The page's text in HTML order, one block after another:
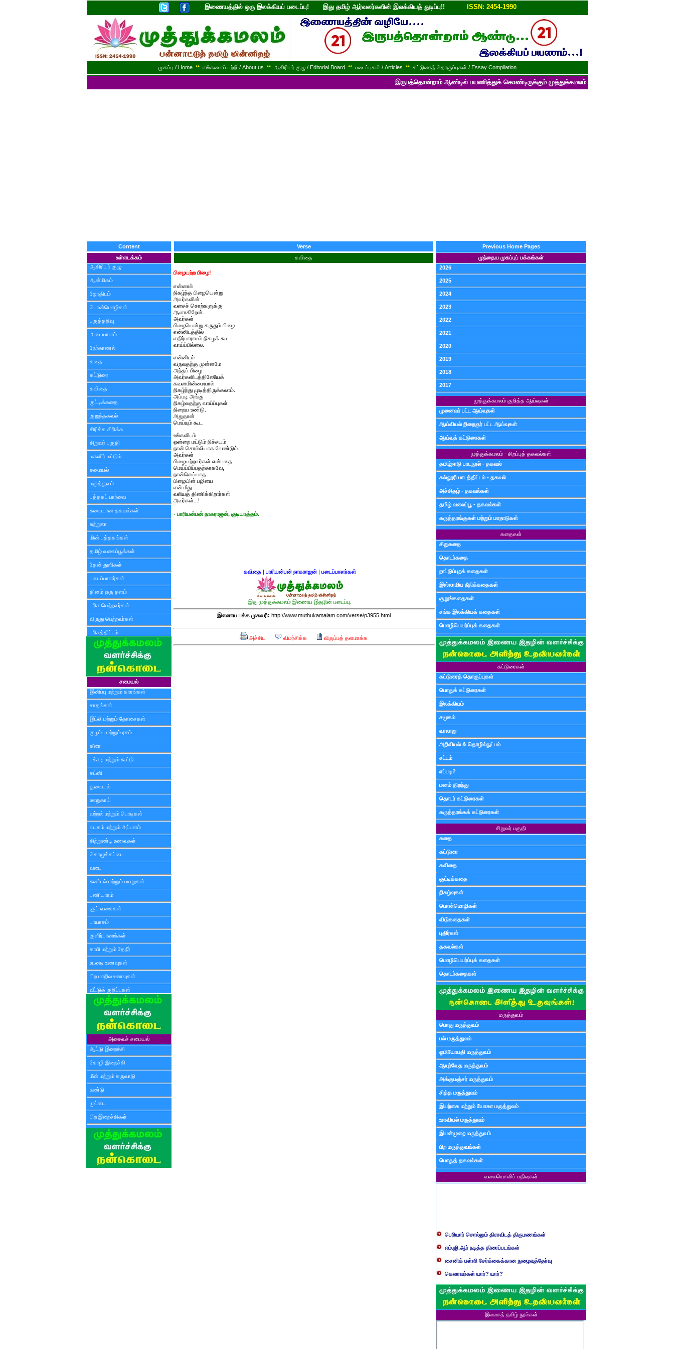
இணையத்தில் ஒரு இலக்கியப் படைப்பு! இது தமிழ் ஆர்வலர்களின் இலக்கியத் துடிப்பு!! ISSN: 2454-1990
முகப்பு / Home ** எங்களைப் பற்றி / About us ** ஆசிரியர் குழு / Editorial Board ** படைப்புகள் / Articles ** கட்டுரைத் தொகுப்புகள் / Essay Compilation
இருபத்தொன்றாம் ஆண்டில் பயணித்துக் கொண்டிருக்கும் முத்துக்கமலம் பன்னாட்டுத் தமிழ் மின்னிதழின்
Content
உள்ளடக்கம்
ஆசிரியர் குழு
ஆன்மிகம்
ஜோதிடம்
பொன்மொழிகள்
பகுத்தறிவு
அடையாளம்
நேர்காணல்
கதை
கட்டுரை
கவிதை
குட்டிக்கதை
குறுந்தகவல்
சிரிக்க சிரிக்க
சிறுவர் பகுதி
மகளிர் மட்டும்
சமையல்
மருத்துவம்
புத்தகப் பார்வை
சுவையான தகவல்கள்
சுற்றுலா
மின் புத்தகங்கள்
தமிழ் வலைப்பூக்கள்
தேன் துளிகள்
படைப்பாளர்கள்
தினம் ஒரு தளம்
பரிசு பெற்றவர்கள்
விருது பெற்றவர்கள்
பரிசுத்திட்டம்
சமையல்
இனிப்பு மற்றும் காரங்கள்
சாதங்கள்
இட்லி மற்றும் தோசைகள்
குழம்பு மற்றும் ரசம்
கீரை
பச்சடி மற்றும் கூட்டு
சட்னி
துவையல்
ஊறுகாய்
வற்றல் மற்றும் பொடிகள்
வடகம் மற்றும் அப்பளம்
சிற்றுண்டி உணவுகள்
கொழுக்கட்டை
வடை
சுண்டல் மற்றும் பயறுகள்
பணியாரம்
சூப் வகைகள்
பாயாசம்
குளிர்பானங்கள்
காபி மற்றும் தேநீர்
உடனடி உணவுகள்
பிற மாநில உணவுகள்
வீட்டுக் குறிப்புகள்
அசைவச் சமையல்
ஆட்டு இறைச்சி
கோழி இறைச்சி
மீன் மற்றும் கருவாடு
நண்டு
முட்டை
பிற இறைச்சிகள்
Verse
கவிதை
பிழையற்ற பிழை!
என்னால்
நிகழ்ந்த பிழையென்று
அவர்களின்
வசைச் சொற்களுக்கு
ஆளாகிறேன்.
அவர்கள்
பிழையென்று கருதும் பிழை
என்னிடத்தில்
எதிர்பாராமல் நிகழக் கூட
வாய்ப்பில்லை.
என்னிடம்
வருவதற்கு முன்னமே
அந்தப் பிழை
அவர்களிடத்திலேயேக்
கவனமின்மையால்
நிகழ்ந்து முடித்திருக்கலாம்.
அப்படி அங்கு
நிகழ்வதற்கு வாய்ப்புகள்
நிறைய உண்டு.
அதுதான்
மெய்யும் கூட.
உங்களிடம்
ஒன்றை மட்டும் நிச்சயம்
நான் சொல்லியாக வேண்டும்.
அவர்கள்
பிழையற்றவர்கள் என்பதை
மெய்ப்பிப்பதற்காகவே,
நான்செய்யாத
பிழையின் பழியை
என் மீது
வலியத் திணிக்கிறார்கள்
அவர்கள்...!
- பாரியன்பன் நாகராஜன், குடியாத்தம்.
கவிதை| பாரியன்பன் நாகராஜன்| படைப்பாளர்கள்
இது முத்துக்கமலம் இணைய இதழின் படைப்பு.
இணைய பக்க முகவரி: http://www.muthukamalam.com/verse/p3955.html
அச்சிட விமர்சிக்க விருப்பத் தளமாக்க
Previous Home Pages
முந்தைய முகப்புப் பக்கங்கள்
2026
2025
2024
2023
2022
2021
2020
2019
2018
2017
முத்துக்கமலம் குறித்த ஆய்வுகள்
முனைவர் பட்ட ஆய்வுகள்
ஆய்வியல் நிறைஞர் பட்ட ஆய்வுகள்
ஆய்வுக் கட்டுரைகள்
முத்துக்கமலம் - சிறப்புத் தகவல்கள்
தமிழ்நாடு பாடநூல் - தகவல்
கல்லூரி பாடத்திட்டம் - தகவல்
அச்சிதழ் - தகவல்கள்
தமிழ் வலைப்பூ - தகவல்கள்
கருத்தரங்குகள் மற்றும் மாநாடுகள்
கதைகள்
சிறுகதை
தொடர்கதை
நாட்டுப்புறக் கதைகள்
இஸ்லாமிய நீதிக்கதைகள்
குறுங்கதைகள்
சங்க இலக்கியக் கதைகள்
மொழிபெயர்ப்புக் கதைகள்
கட்டுரைகள்
கட்டுரைத் தொகுப்புகள்
பொதுக் கட்டுரைகள்
இலக்கியம்
சமூகம்
வரலாறு
அறிவியல் & தொழில்நுட்பம்
சட்டம்
எப்படி?
மனம் திறந்து
தொடர் கட்டுரைகள்
கருத்தரங்கக் கட்டுரைகள்
சிறுவர் பகுதி
கதை
கட்டுரை
கவிதை
குட்டிக்கதை
நிகழ்வுகள்
பொன்மொழிகள்
விடுகதைகள்
புதிர்கள்
தகவல்கள்
மொழிபெயர்ப்புக் கதைகள்
தொடர்கதைகள்
மருத்துவம்
பொது மருத்துவம்
பல் மருத்துவம்
ஓமியோபதி மருத்துவம்
ஆயுர்வேத மருத்துவம்
அக்குபஞ்சர் மருத்துவம்
சித்த மருத்துவம்
இயற்கை மற்றும் யோகா மருத்துவம்
உளவியல் மருத்துவம்
இயன்முறை மருத்துவம்
பிற மருத்துவங்கள்
பொதுத் தகவல்கள்
வலையொளிப் பதிவுகள்
எம்.ஜி.ஆர் நடித்த திரைப்படங்கள்
சைனிக் பள்ளி சேர்க்கைக்கான நுழைவுத்தேர்வு
கௌரவர்கள் யார்? யார்?
தமிழ் ஆண்டுப் பெயர்கள்
பிள்ளையார் சுழி வந்தது எப்படி?
வருவது போவது, வந்தால் போகாது, போனால் வராது...?
பண்டைய படைப் பெயர்கள்இலவசத் தமிழ் நூல்கள்